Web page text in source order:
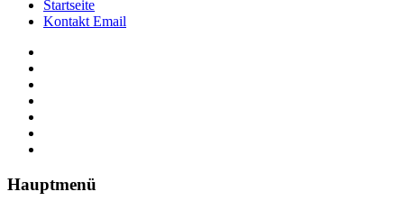
Startseite
Kontakt Email
Hauptmenü